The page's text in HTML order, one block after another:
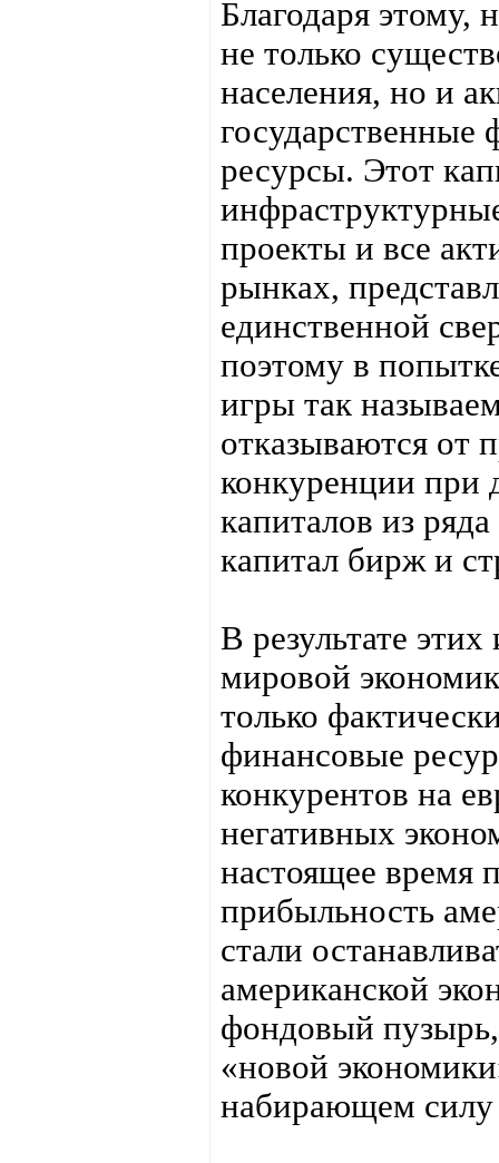
Благодаря этому,
не только
населения, но и
ресурсы. Этот
проекты и все
рынках,
единственной
поэтому в
игры так
отказываются от
конкуренции при
капиталов из
капитал бирж и
В результате
мировой
только
финансовые
конкурентов на
негативных
настоящее время
прибыльность
стали
американской
фондовый
«новой
набирающем